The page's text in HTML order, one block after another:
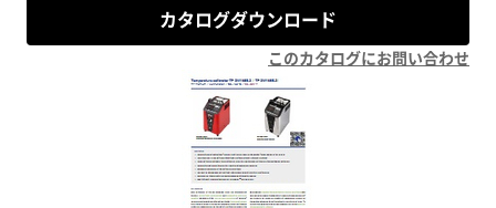
カタログダウンロード
このカタログにお問い合わせ